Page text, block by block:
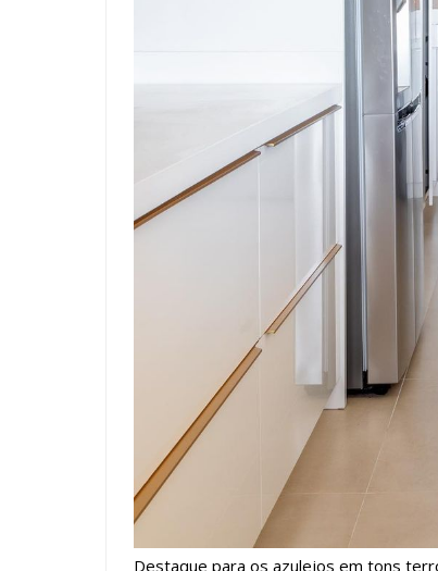
Destaque para os azulejos em tons